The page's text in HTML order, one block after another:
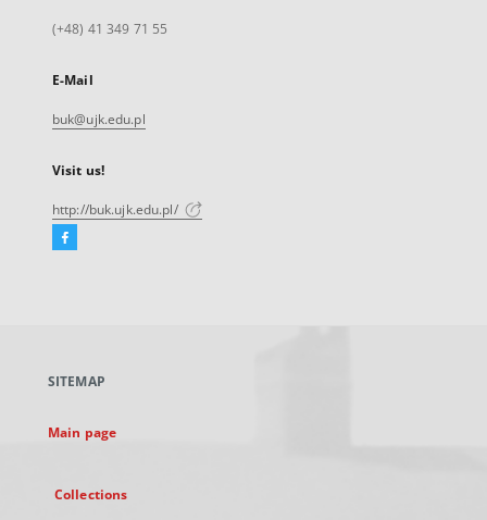
(+48) 41 349 71 55
E-Mail
buk@ujk.edu.pl
Visit us!
http://buk.ujk.edu.pl/
Facebook
new
SITEMAP
Main page
Collections